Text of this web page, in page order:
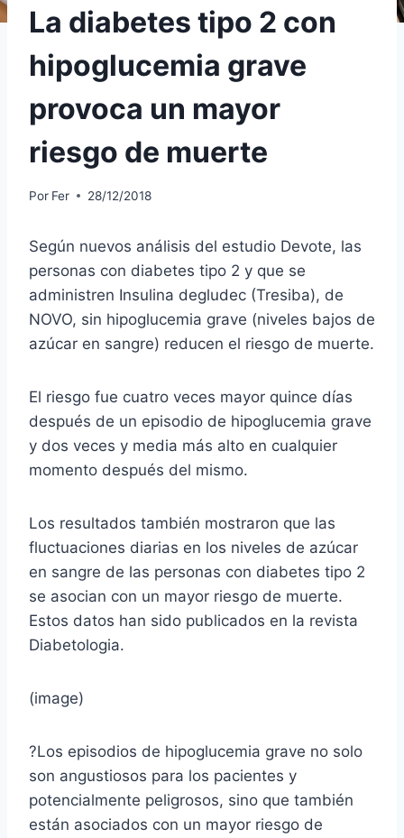
La diabetes tipo 2 con
hipoglucemia grave
provoca un mayor
riesgo de muerte
Por Fer 28/12/2018
Según nuevos análisis del estudio Devote, las
personas con diabetes tipo 2 y que se
administren Insulina degludec (Tresiba), de
NOVO, sin hipoglucemia grave (niveles bajos de
azúcar en sangre) reducen el riesgo de muerte.
El riesgo fue cuatro veces mayor quince días
después de un episodio de hipoglucemia grave
y dos veces y media más alto en cualquier
momento después del mismo.
Los resultados también mostraron que las
fluctuaciones diarias en los niveles de azúcar
en sangre de las personas con diabetes tipo 2
se asocian con un mayor riesgo de muerte.
Estos datos han sido publicados en la revista
Diabetologia.
(image)
?Los episodios de hipoglucemia grave no solo
son angustiosos para los pacientes y
potencialmente peligrosos, sino que también
están asociados con un mayor riesgo de